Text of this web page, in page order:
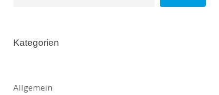
Kategorien
Allgemein